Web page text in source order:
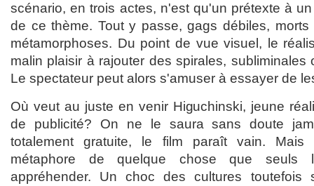
scénario, en trois actes, n'est qu'un prétexte à
de ce thème. Tout y passe, gags débiles,
métamorphoses. Du point de vue visuel, le
malin plaisir à rajouter des spirales,
Le spectateur peut alors s'amuser à essayer de
Où veut au juste en venir Higuchinski, jeune
de publicité? On ne le saura sans doute
totalement gratuite, le film paraît vain.
métaphore de quelque chose que seuls
appréhender. Un choc des cultures toutefois